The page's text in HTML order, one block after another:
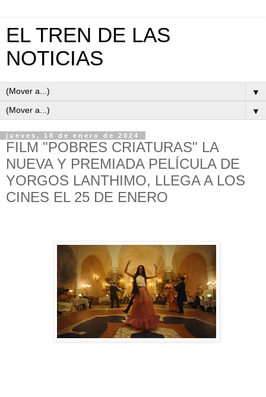
EL TREN DE LAS
NOTICIAS
▼
▼
jueves, 18 de enero de 2024
FILM "POBRES CRIATURAS" LA
NUEVA Y PREMIADA PELÍCULA DE
YORGOS LANTHIMO, LLEGA A LOS
CINES EL 25 DE ENERO